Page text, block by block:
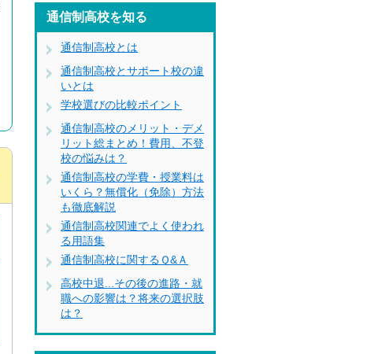
通信制高校を知る
通信制高校とは
通信制高校とサポート校の違
いとは
学校選びの比較ポイント
通信制高校のメリット・デメ
リット総まとめ！費用、不登
校の悩みは？
通信制高校の学費・授業料は
いくら？無償化（免除）方法
も徹底解説
通信制高校関連でよく使われ
る用語集
通信制高校に関するＱ&Ａ
高校中退...その後の進路・就
職への影響は？将来の選択肢
は？